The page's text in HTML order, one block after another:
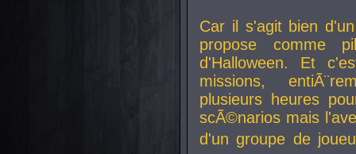
Car il s'agit bien
propose comme
d'Halloween. Et
missions,
plusieurs heures
scÃ©narios mais
d'un groupe de